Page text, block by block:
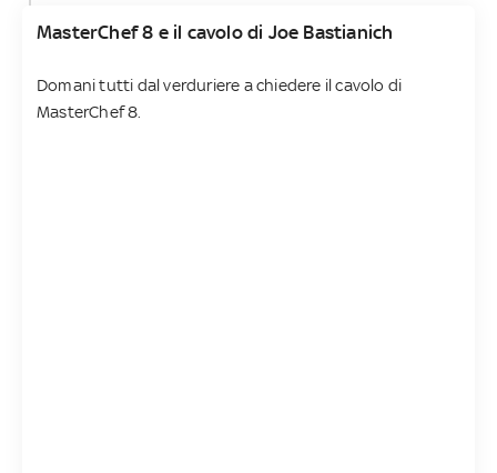
MasterChef 8 e il cavolo di Joe Bastianich
Domani tutti dal verduriere a chiedere il cavolo di
MasterChef 8.